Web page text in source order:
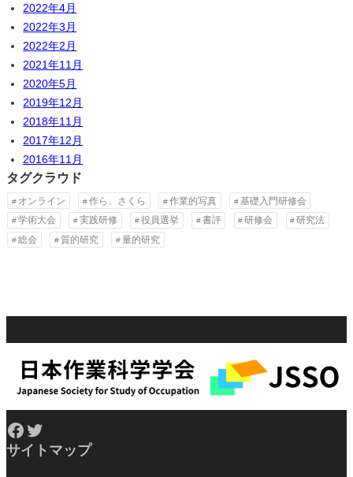
2022年4月
2022年3月
2022年2月
2021年11月
2020年5月
2019年12月
2018年11月
2017年12月
2016年11月
タグクラウド
オンライン 作ら、さくら 作業的写真
基礎入門研修会
学術大会
実践研修 役員選挙 書評 研修会
研究法
総会
質的研究 量的研究
Facebook Twitter
サイトマップ